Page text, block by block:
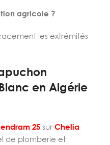
agricole ?
les extrémités
en Algérie
25 sur Chelia
de plomberie et